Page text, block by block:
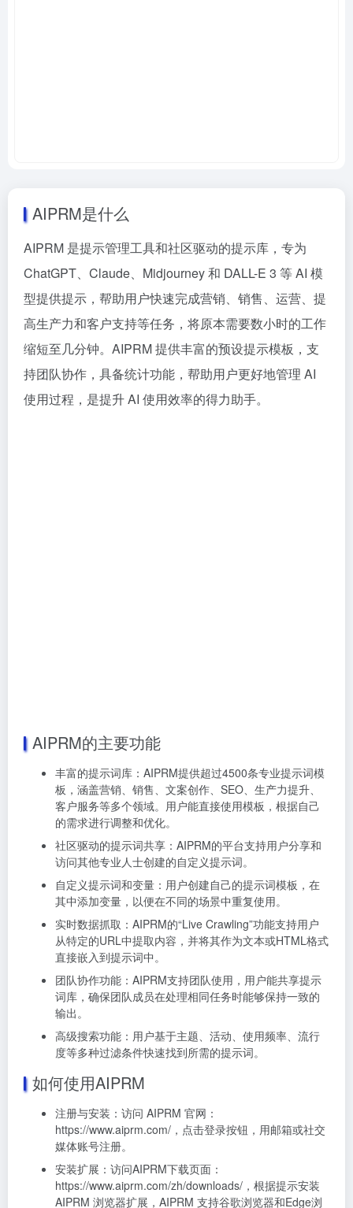
AIPRM是什么
AIPRM 是提示管理工具和社区驱动的提示库，专为
ChatGPT、Claude、Midjourney 和 DALL-E 3 等 AI 模
型提供提示，帮助用户快速完成营销、销售、运营、提
高生产力和客户支持等任务，将原本需要数小时的工作
缩短至几分钟。AIPRM 提供丰富的预设提示模板，支
持团队协作，具备统计功能，帮助用户更好地管理 AI
使用过程，是提升 AI 使用效率的得力助手。
AIPRM的主要功能
丰富的提示词库：AIPRM提供超过4500条专业提示词模
板，涵盖营销、销售、文案创作、SEO、生产力提升、
客户服务等多个领域。用户能直接使用模板，根据自己
的需求进行调整和优化。
社区驱动的提示词共享：AIPRM的平台支持用户分享和
访问其他专业人士创建的自定义提示词。
自定义提示词和变量：用户创建自己的提示词模板，在
其中添加变量，以便在不同的场景中重复使用。
实时数据抓取：AIPRM的“Live Crawling”功能支持用户
从特定的URL中提取内容，并将其作为文本或HTML格式
直接嵌入到提示词中。
团队协作功能：AIPRM支持团队使用，用户能共享提示
词库，确保团队成员在处理相同任务时能够保持一致的
输出。
高级搜索功能：用户基于主题、活动、使用频率、流行
度等多种过滤条件快速找到所需的提示词。
如何使用AIPRM
注册与安装：访问 AIPRM 官网：
https://www.aiprm.com/，点击登录按钮，用邮箱或社交
媒体账号注册。
安装扩展：访问AIPRM下载页面：
https://www.aiprm.com/zh/downloads/，根据提示安装
AIPRM 浏览器扩展，AIPRM 支持谷歌浏览器和Edge浏